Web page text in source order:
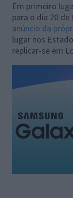
Em primeiro
para o dia 20
anúncio da
lugar nos
replicar-se em